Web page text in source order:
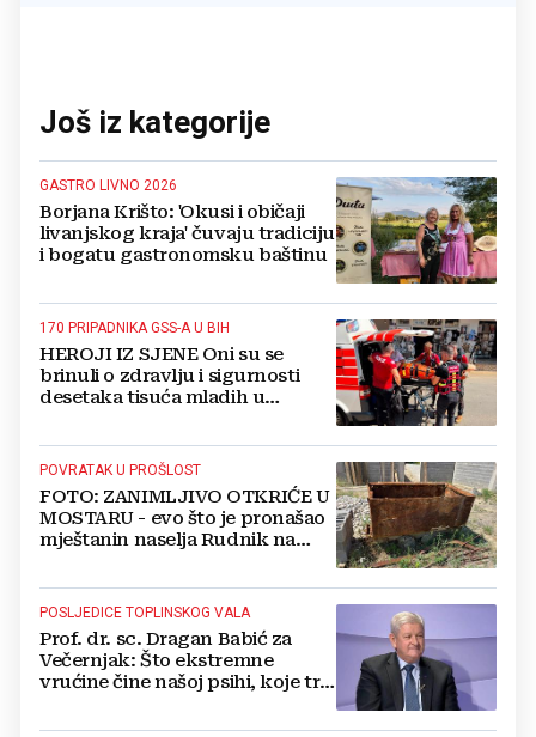
Još iz kategorije
GASTRO LIVNO 2026
Borjana Krišto: 'Okusi i običaji
livanjskog kraja' čuvaju tradiciju
i bogatu gastronomsku baštinu
170 PRIPADNIKA GSS-A U BIH
HEROJI IZ SJENE Oni su se
brinuli o zdravlju i sigurnosti
desetaka tisuća mladih u
FOTOGRAFIJE
POVRATAK U PROŠLOST
FOTO: ZANIMLJIVO OTKRIĆE U
MOSTARU - evo što je pronašao
mještanin naselja Rudnik na
POSLJEDICE TOPLINSKOG VALA
Prof. dr. sc. Dragan Babić za
Večernjak: Što ekstremne
vrućine čine našoj psihi, koje tri
boriti...